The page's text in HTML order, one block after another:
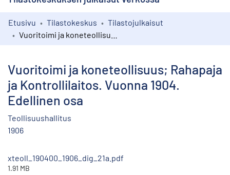
Kokoelmat
Etusivu Tilastokeskus
Tilastojulkaisut
Vuoritoimi ja koneteollisuus; Rahapaja
ja Kontrollilaitos. Vuonna 1904.
Edellinen osa
Teollisuushallitus
1906
xteoll_190400_1906_dig_21a.pdf
1.91 MB